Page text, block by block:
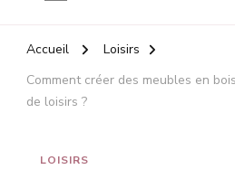
Accueil
Loisirs
Comment créer des meubles en
de loisirs ?
LOISIRS